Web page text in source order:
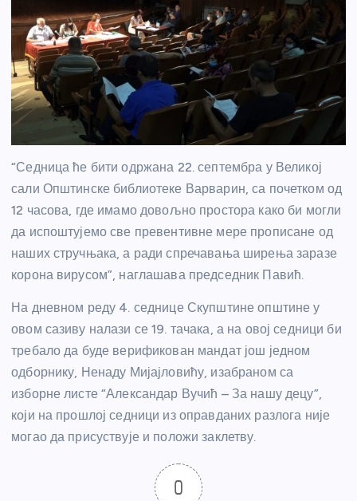
“Седница ће бити одржана 22. септембра у Великој
сали Општинске библиотеке Варварин, са почетком од
12 часова, где имамо довољно простора како би могли
да испоштујемо све превентивне мере прописане од
наших стручњака, а ради спречавања ширења заразе
корона вирусом”, наглашава председник Павић.
На дневном реду 4. седнице Скупштине општине у
овом сазиву налази се 19. тачака, а на овој седници би
требало да буде верификован мандат још једном
одборнику, Ненаду Мијајловићу, изабраном са
изборне листе “Александар Вучић – За нашу децу”,
који на прошлој седници из оправданих разлога није
могао да присуствује и положи заклетву.
0